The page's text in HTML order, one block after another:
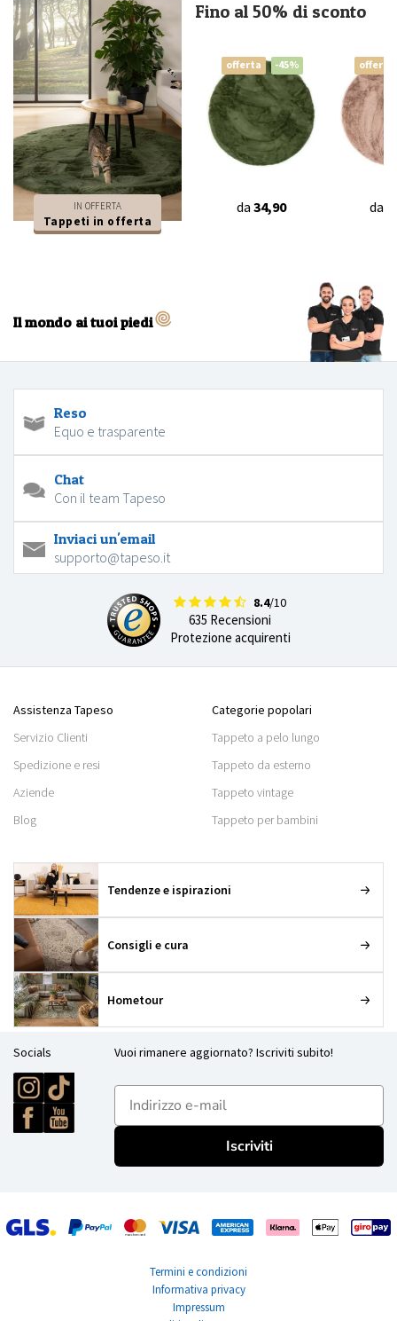
IN OFFERTA
Tappeti in offerta
Fino al 50% di sconto
offerta -45%
da 34,90
offerta
da
Il mondo ai tuoi piedi
Reso
Equo e trasparente
Chat
Con il team Tapeso
Inviaci un'email
supporto@tapeso.it
8.4/10
635 Recensioni
Protezione acquirenti
Assistenza Tapeso
Servizio Clienti
Spedizione e resi
Aziende
Blog
Categorie popolari
Tappeto a pelo lungo
Tappeto da esterno
Tappeto vintage
Tappeto per bambini
Tendenze e ispirazioni
Consigli e cura
Hometour
Socials Vuoi rimanere aggiornato? Iscriviti subito!
E-mailadres
Iscriviti
Termini e condizioni
Informativa privacy
Impressum